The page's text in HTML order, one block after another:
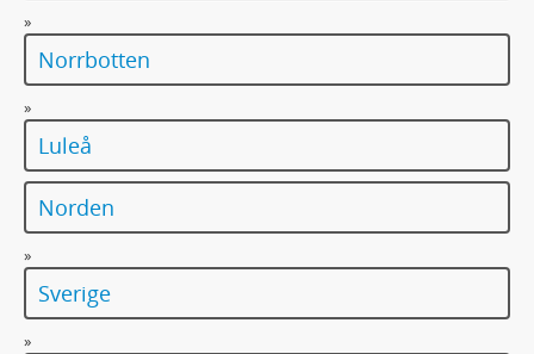
»
Norrbotten
»
Luleå
Norden
»
Sverige
»